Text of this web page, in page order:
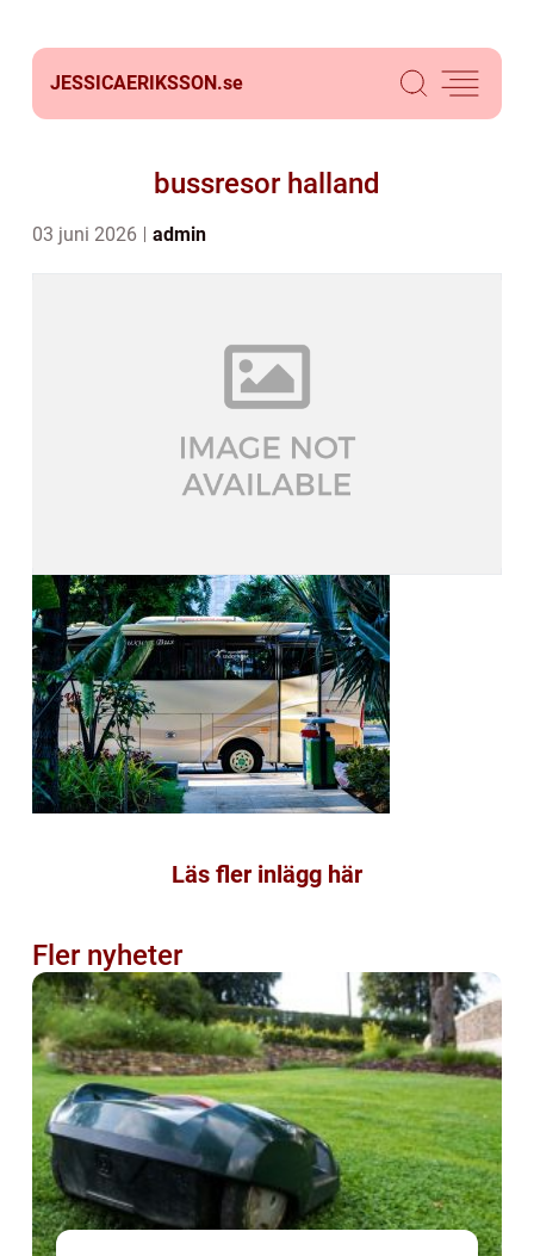
JESSICAERIKSSON.se
bussresor halland
03 juni 2026 admin
Läs fler inlägg här
Fler nyheter